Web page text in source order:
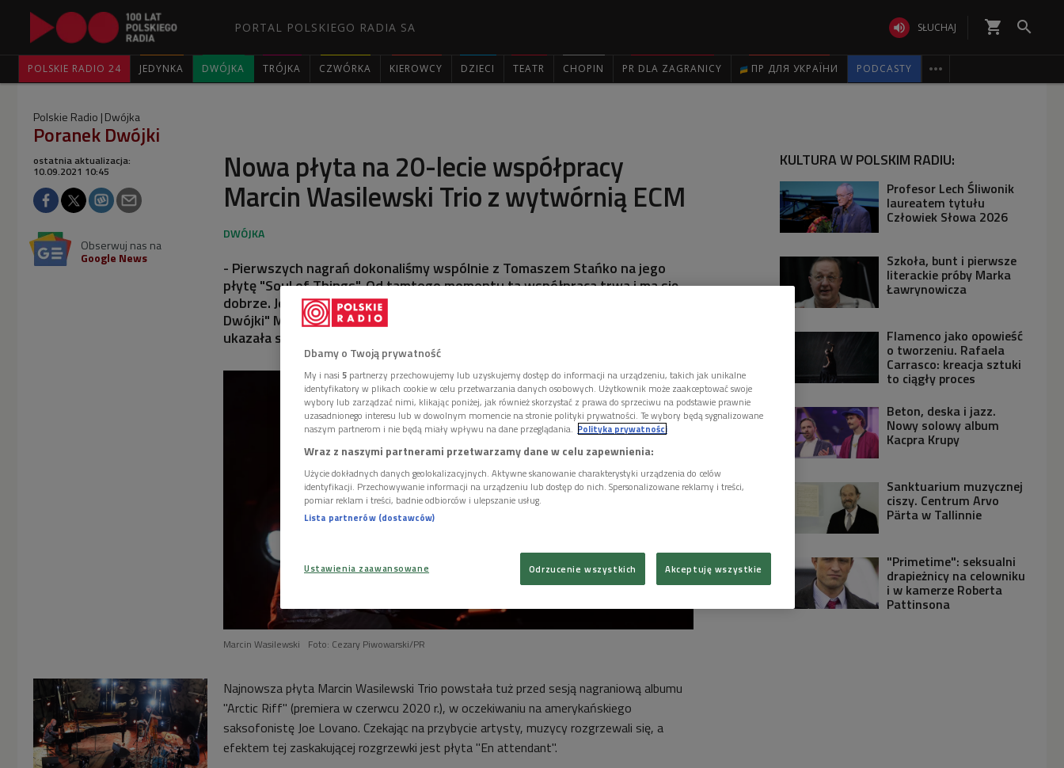
PORTAL POLSKIEGO RADIA SA  SŁUCHAJ shopping_cart 
POLSKIE RADIO 24 JEDYNKA DWÓJKA TRÓJKA CZWÓRKA KIEROWCY DZIECI TEATR CHOPIN PR DLA ZAGRANICY ПР ДЛЯ УКРАЇНИ PODCASTY 
Polskie Radio Dwójka
Poranek Dwójki
Nowa płyta na 20-lecie współpracy
Marcin Wasilewski Trio z wytwórnią ECM
ostatnia aktualizacja:
10.09.2021 10:45
Obserwuj nas na
Google News
- Pierwszych nagrań dokonaliśmy wspólnie z Tomaszem Stańko na jego
płytę "Soul of Things". Od tamtego momentu ta współpraca trwa i ma się
dobrze. Jest to już nasz siódmy krążek w tej wytwórni - mówił w "Poranku
Dwójki" Marcin Wasilewski w dniu premiery płyty "En attendant", która
ukazała się nakładem słynnej monachijskiej wytwórni ECM.
Marcin Wasilewski Foto: Cezary Piwowarski/PR
Najnowsza płyta Marcin Wasilewski Trio powstała tuż przed sesją nagraniową albumu
"Arctic Riff" (premiera w czerwcu 2020 r.), w oczekiwaniu na amerykańskiego
saksofonistę Joe Lovano. Czekając na przybycie artysty, muzycy rozgrzewali się, a
efektem tej zaskakującej rozgrzewki jest płyta "En attendant".
KULTURA W POLSKIM RADIU:
Profesor Lech Śliwonik
laureatem tytułu
Człowiek Słowa 2026
Szkoła, bunt i pierwsze
literackie próby Marka
Ławrynowicza
Flamenco jako opowieść
o tworzeniu. Rafaela
Carrasco: kreacja sztuki
to ciągły proces
Beton, deska i jazz.
Nowy solowy album
Kacpra Krupy
Sanktuarium muzycznej
ciszy. Centrum Arvo
Pärta w Tallinnie
"Primetime": seksualni
drapieżnicy na celowniku
i w kamerze Roberta
Pattinsona
Dbamy o Twoją prywatność
My i nasi 5 partnerzy przechowujemy lub uzyskujemy dostęp do informacji na urządzeniu, takich jak unikalne
identyfikatory w plikach cookie w celu przetwarzania danych osobowych. Użytkownik może zaakceptować swoje
wybory lub zarządzać nimi, klikając poniżej, jak również skorzystać z prawa do sprzeciwu na podstawie prawnie
uzasadnionego interesu lub w dowolnym momencie na stronie polityki prywatności. Te wybory będą sygnalizowane
naszym partnerom i nie będą miały wpływu na dane przeglądania. Polityka prywatności
Wraz z naszymi partnerami przetwarzamy dane w celu zapewnienia:
Użycie dokładnych danych geolokalizacyjnych. Aktywne skanowanie charakterystyki urządzenia do celów
identyfikacji. Przechowywanie informacji na urządzeniu lub dostęp do nich. Spersonalizowane reklamy i treści,
pomiar reklam i treści, badnie odbiorców i ulepszanie usług.
Lista partnerów (dostawców)
Ustawienia zaawansowane Odrzucenie wszystkich Akceptuję wszystkie